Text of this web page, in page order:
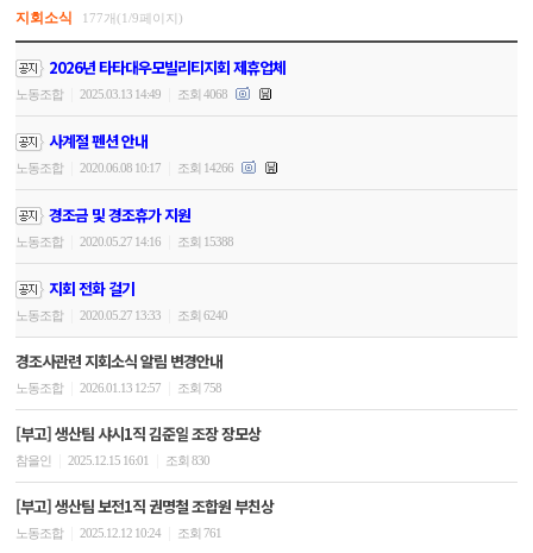
지회소식 177개(1/9페이지)
2026년 타타대우모빌리티지회 제휴업체
노동조합 2025.03.13 14:49 조회 4068
사계절 펜션 안내
노동조합 2020.06.08 10:17 조회 14266
경조금 및 경조휴가 지원
노동조합 2020.05.27 14:16 조회 15388
지회 전화 걸기
노동조합 2020.05.27 13:33 조회 6240
경조사관련 지회소식 알림 변경안내
노동조합 2026.01.13 12:57 조회 758
[부고] 생산팀 샤시1직 김준일 조장 장모상
참을인 2025.12.15 16:01 조회 830
[부고] 생산팀 보전1직 권명철 조합원 부친상
노동조합 2025.12.12 10:24 조회 761